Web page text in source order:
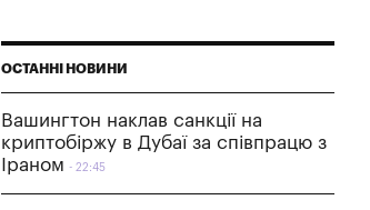
ОСТАННІ НОВИНИ
Вашингтон наклав санкції на
криптобіржу в Дубаї за співпрацю з
Іраном
22:45